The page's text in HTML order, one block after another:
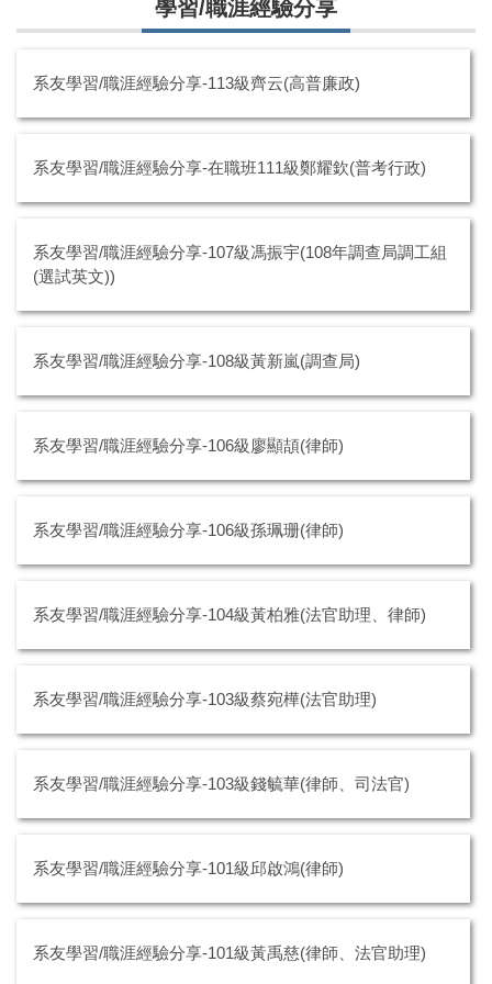
學習/職涯經驗分享
系友學習/職涯經驗分享-113級齊云(高普廉政)
系友學習/職涯經驗分享-在職班111級鄭耀欽(普考行政)
系友學習/職涯經驗分享-107級馮振宇(108年調查局調工組
(選試英文))
系友學習/職涯經驗分享-108級黃新嵐(調查局)
系友學習/職涯經驗分享-106級廖顯頡(律師)
系友學習/職涯經驗分享-106級孫珮珊(律師)
系友學習/職涯經驗分享-104級黃柏雅(法官助理、律師)
系友學習/職涯經驗分享-103級蔡宛樺(法官助理)
系友學習/職涯經驗分享-103級錢毓華(律師、司法官)
系友學習/職涯經驗分享-101級邱啟鴻(律師)
系友學習/職涯經驗分享-101級黃禹慈(律師、法官助理)